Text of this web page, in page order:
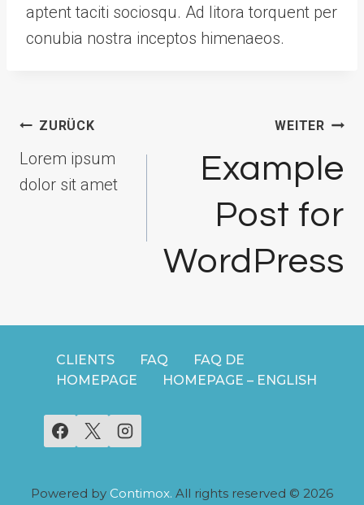
aptent taciti sociosqu. Ad litora torquent per
conubia nostra inceptos himenaeos.
Beitragsnavigation
ZURÜCK
Lorem ipsum
dolor sit amet
WEITER
Example
Post for
WordPress
CLIENTS FAQ
FAQ DE
HOMEPAGE
HOMEPAGE – ENGLISH
Powered by Contimox. All rights reserved © 2026